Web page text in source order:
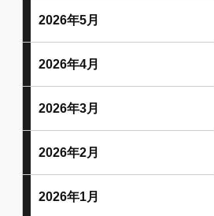
2026年5月
2026年4月
2026年3月
2026年2月
2026年1月